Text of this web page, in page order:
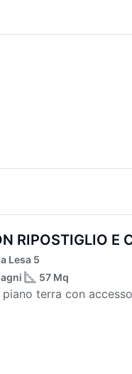
RIPOSTIGLIO E
Lesa 5
57 Mq
terra con